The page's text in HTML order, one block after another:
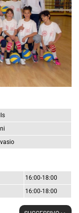
16:00-18:00
16:00-18:00